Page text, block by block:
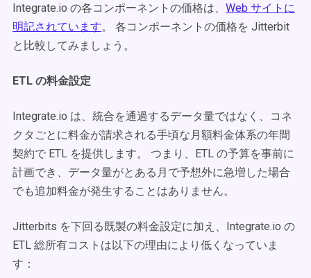
Integrate.io の各コンポーネントの価格は、 Web サイトに
明記されています。 各コンポーネントの価格を Jitterbit
と比較してみましょう。
ETL の料金設定
Integrate.io は、統合を通過するデータ量ではなく、コネ
クタごとに料金が請求される手頃な月額料金体系の年間
契約で ETL を提供します。 つまり、ETL の予算を事前に
計画でき、データ量がとある月で予想外に急増した場合
でも追加料金が発生することはありません。
Jitterbits を下回る既製の料金設定に加え、Integrate.io の
ETL 総所有コストは以下の理由により低くなっていま
す：